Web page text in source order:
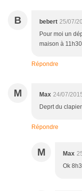
B bebert 25/07/
Pour moi un
maison à
Répondre
M Max 24/07/
Deprt du clapier
Répondre
M Max
Ok